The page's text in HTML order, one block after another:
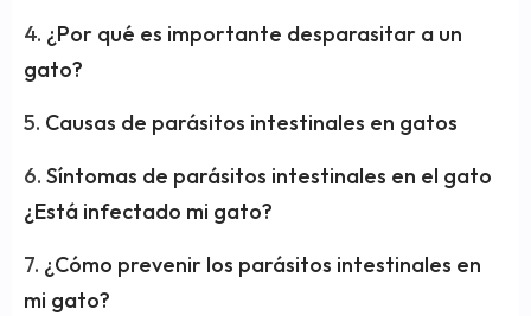
¿Por qué es importante desparasitar a un
gato?
Causas de parásitos intestinales en gatos
Síntomas de parásitos intestinales en el gato
¿Está infectado mi gato?
¿Cómo prevenir los parásitos intestinales en
mi gato?